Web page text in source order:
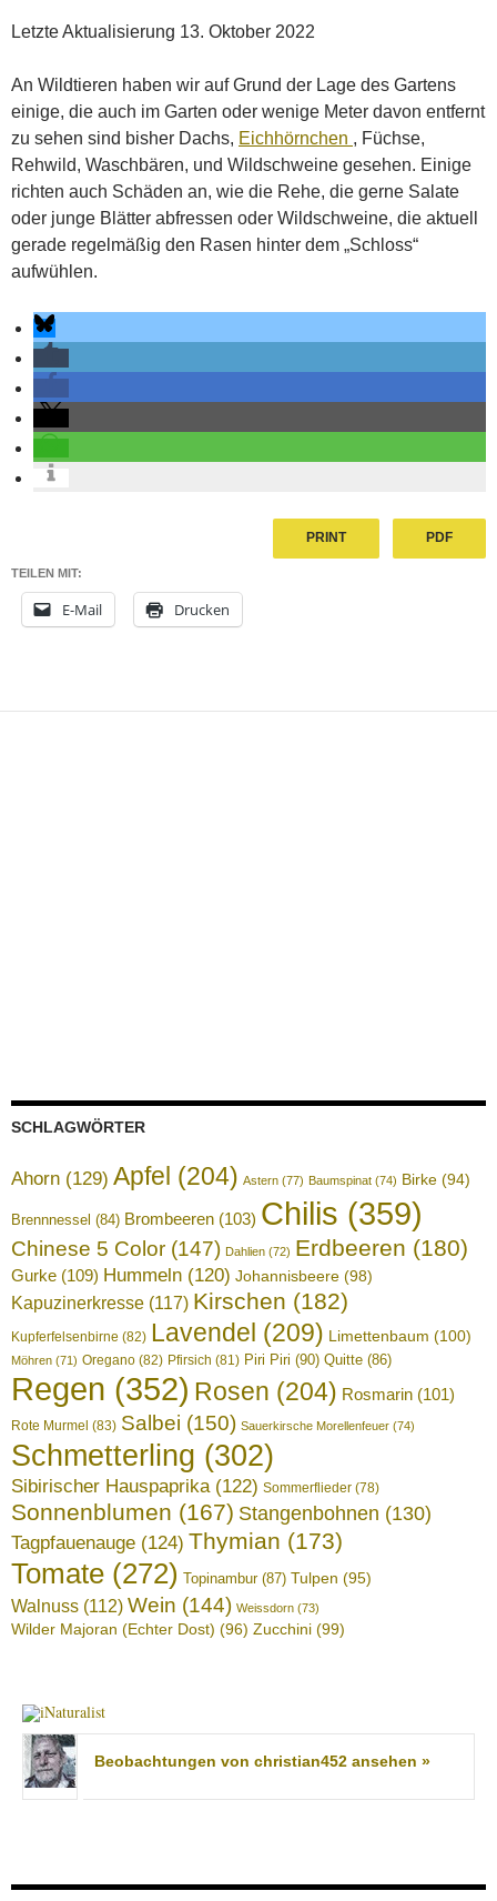
Letzte Aktualisierung 13. Oktober 2022
An Wildtieren haben wir auf Grund der Lage des Gartens
einige, die auch im Garten oder wenige Meter davon entfernt
zu sehen sind bisher Dachs, Eichhörnchen , Füchse,
Rehwild, Waschbären, und Wildschweine gesehen. Einige
richten auch Schäden an, wie die Rehe, die gerne Salate
oder junge Blätter abfressen oder Wildschweine, die aktuell
gerade regelmäßig den Rasen hinter dem „Schloss“
aufwühlen.
PRINT PDF
TEILEN MIT:
E-Mail Drucken
SCHLAGWÖRTER
Ahorn (129) Apfel (204) Astern (77) Baumspinat (74) Birke (94)
Brennnessel (84) Brombeeren (103) Chilis (359)
Chinese 5 Color (147) Dahlien (72) Erdbeeren (180)
Gurke (109) Hummeln (120) Johannisbeere (98)
Kapuzinerkresse (117) Kirschen (182)
Kupferfelsenbirne (82) Lavendel (209) Limettenbaum (100)
Möhren (71) Oregano (82) Pfirsich (81) Piri Piri (90) Quitte (86)
Regen (352) Rosen (204) Rosmarin (101)
Rote Murmel (83) Salbei (150) Sauerkirsche Morellenfeuer (74)
Schmetterling (302)
Sibirischer Hauspaprika(122) Sommerflieder (78)
Sonnenblumen (167) Stangenbohnen (130)
Tagpfauenauge (124) Thymian (173)
Tomate (272) Topinambur(87) Tulpen (95)
Walnuss (112) Wein (144) Weissdorn (73)
Wilder Majoran (Echter Dost) (96) Zucchini (99)
Beobachtungen von christian452 ansehen »